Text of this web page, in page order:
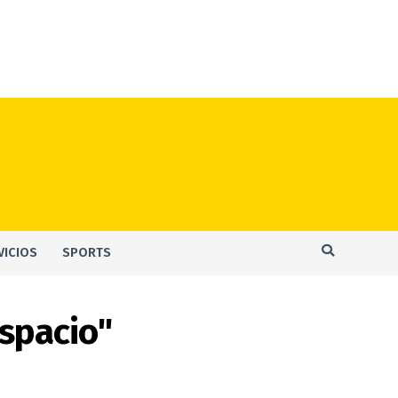
SPORTS